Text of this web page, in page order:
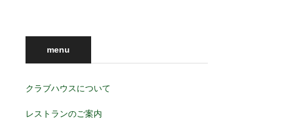
menu
クラブハウスについて
レストランのご案内